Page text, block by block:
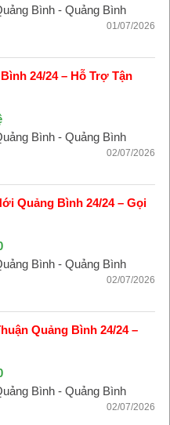
Bình - Quảng Bình
01/07/2026
24/24 – Hỗ Trợ Tận
Bình - Quảng Bình
02/07/2026
Quảng Bình 24/24 – Gọi
Bình - Quảng Bình
02/07/2026
Quảng Bình 24/24 –
Bình - Quảng Bình
02/07/2026